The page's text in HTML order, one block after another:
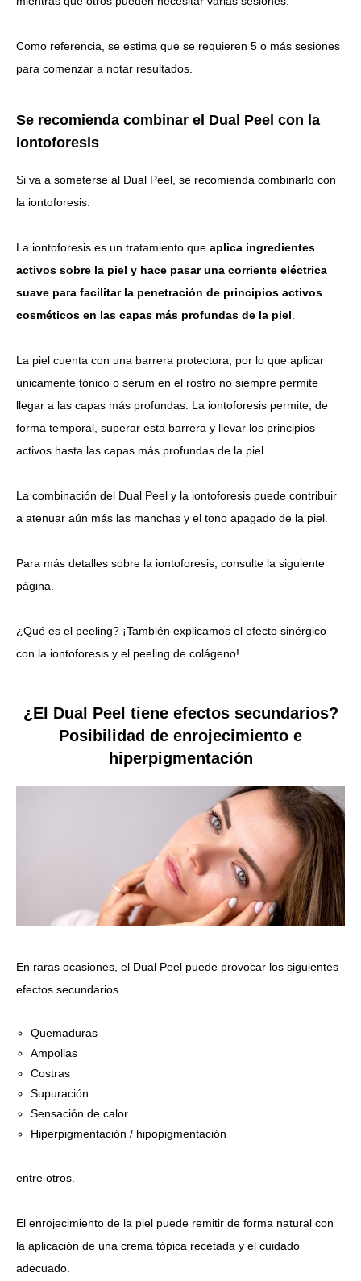
Como referencia, se estima que se requieren 5 o más sesiones
para comenzar a notar resultados.
Se recomienda combinar el Dual Peel con la
iontoforesis
Si va a someterse al Dual Peel, se recomienda combinarlo con
la iontoforesis.
La iontoforesis es un tratamiento que aplica ingredientes
activos sobre la piel y hace pasar una corriente eléctrica
suave para facilitar la penetración de principios activos
cosméticos en las capas más profundas de la piel
La piel cuenta con una barrera protectora, por lo que aplicar
únicamente tónico o sérum en el rostro no siempre permite
llegar a las capas más profundas. La iontoforesis permite, de
forma temporal, superar esta barrera y llevar los principios
activos hasta las capas más profundas de la piel.
La combinación del Dual Peel y la iontoforesis puede contribuir
a atenuar aún más las manchas y el tono apagado de la piel.
Para más detalles sobre la iontoforesis, consulte la siguiente
página.
¿Qué es el peeling? ¡También explicamos el efecto sinérgico
con la iontoforesis y el peeling de colágeno!
¿El Dual Peel tiene efectos secundarios?
Posibilidad de enrojecimiento e
hiperpigmentación
En raras ocasiones, el Dual Peel puede provocar los siguientes
efectos secundarios.
Quemaduras
Ampollas
Costras
Supuración
Sensación de calor
Hiperpigmentación / hipopigmentación
entre otros.
El enrojecimiento de la piel puede remitir de forma natural con
la aplicación de una crema tópica recetada y el cuidado
adecuado.